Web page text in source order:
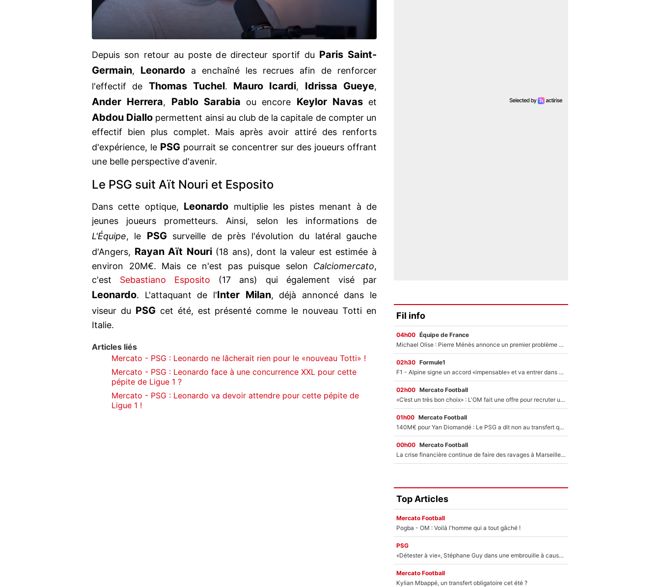
Depuis son retour au poste de directeur sportif du Paris Saint-
Germain, Leonardo a enchaîné les recrues afin de renforcer
l'effectif de Thomas Tuchel. Mauro Icardi, Idrissa Gueye,
Ander Herrera, Pablo Sarabia ou encore Keylor Navaset
Abdou Diallo permettent ainsi au club de la capitale de compter un
effectif bien plus complet. Mais après avoir attiré des renforts
d'expérience, le PSG pourrait se concentrer sur des joueurs offrant
une belle perspective d'avenir.
Le PSG suit Aït Nouri et Esposito
Dans cette optique, Leonardo multiplie les pistes menant à de
jeunes joueurs prometteurs. Ainsi, selon les informations de
L'Équipe, le PSGsurveille de près l'évolution du latéral gauche
d'Angers, Rayan Aït Nouri(18 ans), dont la valeur est estimée à
environ 20M€. Mais ce n'est pas puisque selon Calciomercato,
c'est Sebastiano Esposito (17 ans) qui également visé par
Leonardo. L'attaquant de l'Inter Milan, déjà annoncé dans le
viseur du PSGcet été, est présenté comme le nouveau Totti en
Italie.
Articles liés
Mercato - PSG : Leonardo ne lâcherait rien pour le «nouveau Totti» !
Mercato - PSG : Leonardo face à une concurrence XXL pour cette
pépite de Ligue 1 ?
Mercato - PSG : Leonardo va devoir attendre pour cette pépite de
Ligue 1 !
Fil info
04h00 Équipe de France
Michael Olise : Pierre Ménès annonce un premier problème pour Zinedine Zidane en équipe de France
02h30 Formule1
F1 - Alpine signe un accord «impensable» et va entrer dans une nouvelle dimension : Grande nouvelle pour Pierre Gasly !
02h00 Mercato Football
«C’est un très bon choix» : L'OM fait une offre pour recruter un ancien joueur du PSG... et c'est validé dans l'After Foot !
01h00 Mercato Football
140M€ pour Yan Diomandé : Le PSG a dit non au transfert qui bat tous les records sur le mercato
00h00 Mercato Football
La crise financière continue de faire des ravages à Marseille : L’OM a placé 12 joueurs sur le marché des transferts… et ça pourrait lui rapporter près de 100M€ !
Top Articles
Mercato Football
Pogba - OM : Voilà l'homme qui a tout gâché !
PSG
«Détester à vie», Stéphane Guy dans une embrouille à cause du PSG !
Mercato Football
Kylian Mbappé, un transfert obligatoire cet été ?